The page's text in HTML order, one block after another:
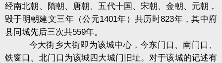
经南北朝、隋朝、唐朝、五代十国、宋朝、金朝、元朝，
毁于明朝建文三年（公元1401年）共历时823年，其中府
县同城先后三次共559年。
今大街乡大街即为该城中心，今东门口、南门口、
铁窗口、北门口为该城四大城门旧址。对于该城的记述有